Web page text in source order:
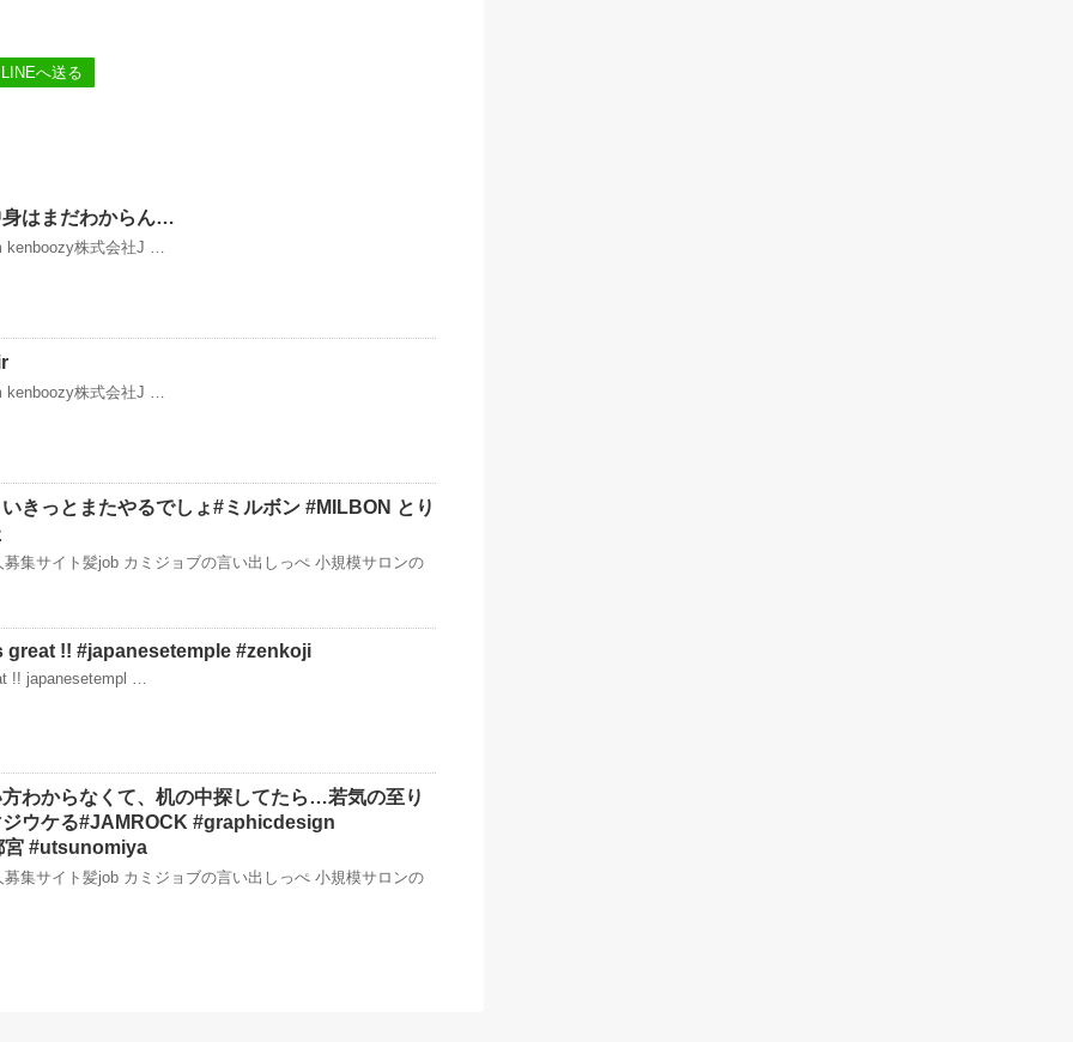
LINEへ送る
はまだわからん…
kenboozy株式会社J …
kenboozy株式会社J …
きっとまたやるでしょ️#ミルボン #MILBON とり
集サイト髪job カミジョブの言い出しっぺ 小規模サロンの
great !! #japanesetemple #zenkoji
!! japanesetempl …
わからなくて、机の中探してたら…若気の至り
ジウケる#JAMROCK #graphicdesign
宮 #utsunomiya
集サイト髪job カミジョブの言い出しっぺ 小規模サロンの